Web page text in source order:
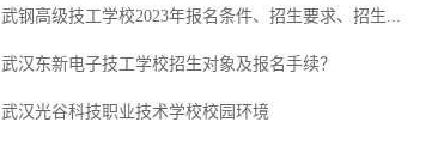
武钢高级技工学校2023年报名条件、招生要求、招生...
武汉东新电子技工学校招生对象及报名手续？
武汉光谷科技职业技术学校校园环境